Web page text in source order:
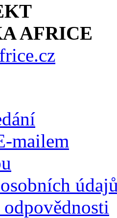
AFRICE
mailem